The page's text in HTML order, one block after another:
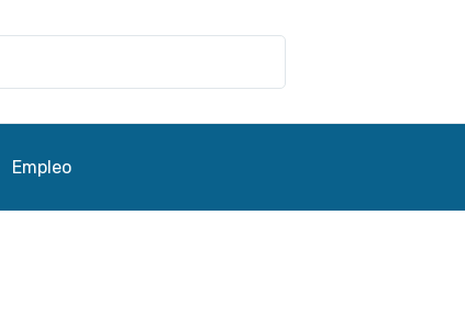
Empleo